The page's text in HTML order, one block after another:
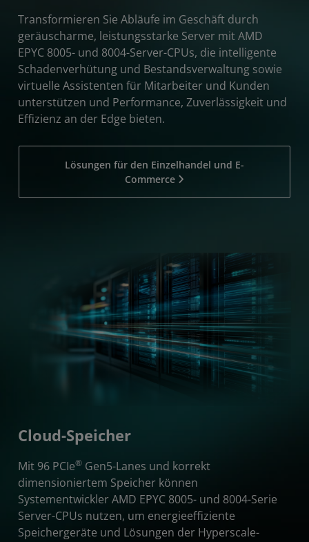
Transformieren Sie Abläufe im Geschäft durch
geräuscharme, leistungsstarke Server mit AMD
EPYC 8005- und 8004-Server-CPUs, die intelligente
Schadenverhütung und Bestandsverwaltung sowie
virtuelle Assistenten für Mitarbeiter und Kunden
unterstützen und Performance, Zuverlässigkeit und
Effizienz an der Edge bieten.
Lösungen für den Einzelhandel und E-
Commerce
Cloud-Speicher
Mit 96 PCIe® Gen5-Lanes und korrekt
dimensioniertem Speicher können
Systementwickler AMD EPYC 8005- und 8004-Serie
Server-CPUs nutzen, um energieeffiziente
Speichergeräte und Lösungen der Hyperscale-